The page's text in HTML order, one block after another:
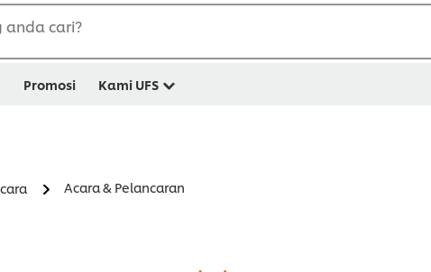
anda cari?
Promosi Kami UFS
Acara & Pelancaran